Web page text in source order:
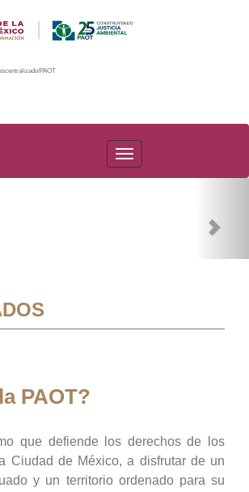
PAOT
PAOT
PAOT?
que defiende los derechos de los
Ciudad de México, a disfrutar de un
y un territorio ordenado para su